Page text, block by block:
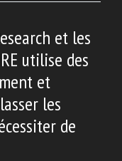
et les
utilise des
et
les
de